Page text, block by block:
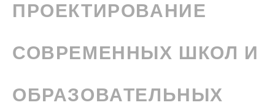
ПРОЕКТИРОВАНИЕ
СОВРЕМЕННЫХ ШКОЛ И
ОБРАЗОВАТЕЛЬНЫХ